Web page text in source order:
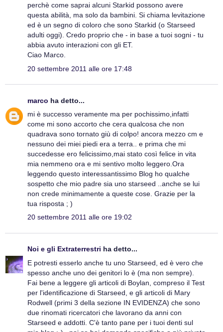
perchè come saprai alcuni Starkid possono avere
questa abilità, ma solo da bambini. Si chiama levitazione
ed è un segno di coloro che sono Starkid (o Starseed
adulti oggi). Credo proprio che - in base a tuoi sogni - tu
abbia avuto interazioni con gli ET.
Ciao Marco.
20 settembre 2011 alle ore 17:48
marco ha detto...
mi è successo veramente ma per pochissimo,infatti
come mi sono accorto che cera qualcosa che non
quadrava sono tornato giù di colpo! ancora mezzo cm e
nessuno dei miei piedi era a terra.. e prima che mi
succedesse ero felicissimo,mai stato così felice in vita
mia nemmeno ora e mi sentivo molto leggero.Ora
leggendo questo interessantissimo Blog ho qualche
sospetto che mio padre sia uno starseed ..anche se lui
non crede minimamente a queste cose. Grazie per la
tua risposta ; )
20 settembre 2011 alle ore 19:02
Noi e gli Extraterrestri ha detto...
E potresti esserlo anche tu uno Starseed, ed è vero che
spesso anche uno dei genitori lo è (ma non sempre).
Fai bene a leggere gli articoli di Boylan, compreso il Test
per l'identificazione di Starseed, e gli articoli di Mary
Rodwell (primi 3 della sezione IN EVIDENZA) che sono
due rinomati ricercatori che lavorano da anni con
Starseed e addotti. C'è tanto pane per i tuoi denti sul